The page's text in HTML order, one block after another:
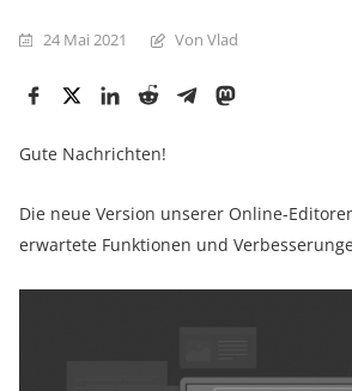
24 Mai 2021 Von Vlad
Gute Nachrichten!
Die neue Version unserer Online-
erwartete Funktionen und